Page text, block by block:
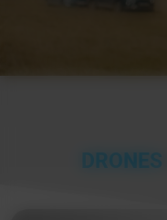
DRONES